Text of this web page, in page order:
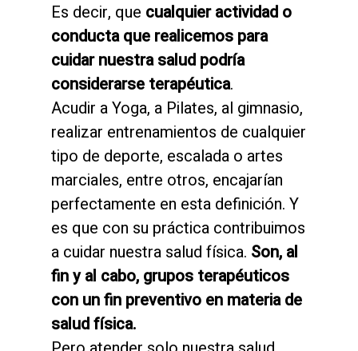
Es decir, que cualquier actividad o
conducta que realicemos para
cuidar nuestra salud podría
considerarse terapéutica.
Acudir a Yoga, a Pilates, al gimnasio,
realizar entrenamientos de cualquier
tipo de deporte, escalada o artes
marciales, entre otros, encajarían
perfectamente en esta definición. Y
es que con su práctica contribuimos
a cuidar nuestra salud física. Son, al
fin y al cabo, grupos terapéuticos
con un fin preventivo en materia de
salud física.